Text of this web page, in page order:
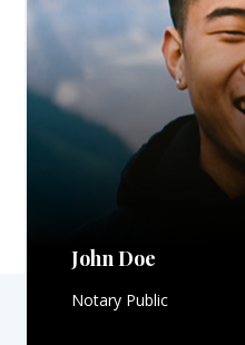
John Doe
Notary Public